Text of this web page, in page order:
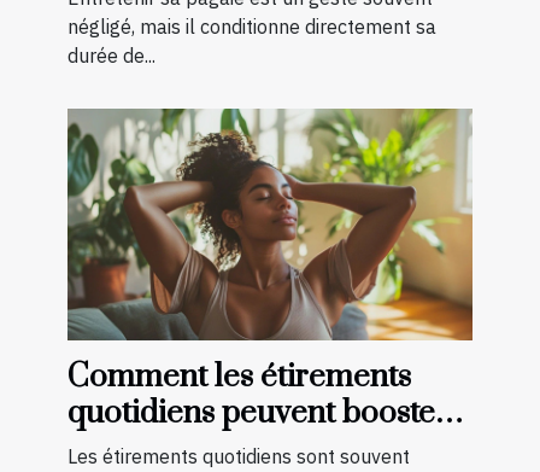
négligé, mais il conditionne directement sa
durée de...
Comment les étirements
quotidiens peuvent booster
votre bien-être ?
Les étirements quotidiens sont souvent